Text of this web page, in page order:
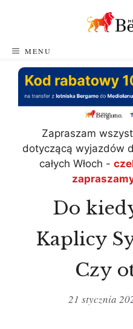
MENU
Zapraszam
dotyczącą wyjazdów
całych Włoch -
Do
Kaplicy
Czy
21 stycznia